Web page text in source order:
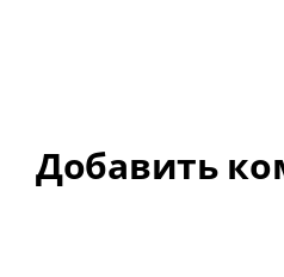
Добавить